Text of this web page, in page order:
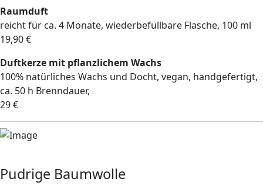
Raumduft
reicht für ca. 4 Monate, wiederbefüllbare Flasche, 100 ml
19,90 €
Duftkerze mit pflanzlichem Wachs
100% natürliches Wachs und Docht, vegan, handgefertigt,
ca. 50 h Brenndauer,
29 €
Pudrige Baumwolle